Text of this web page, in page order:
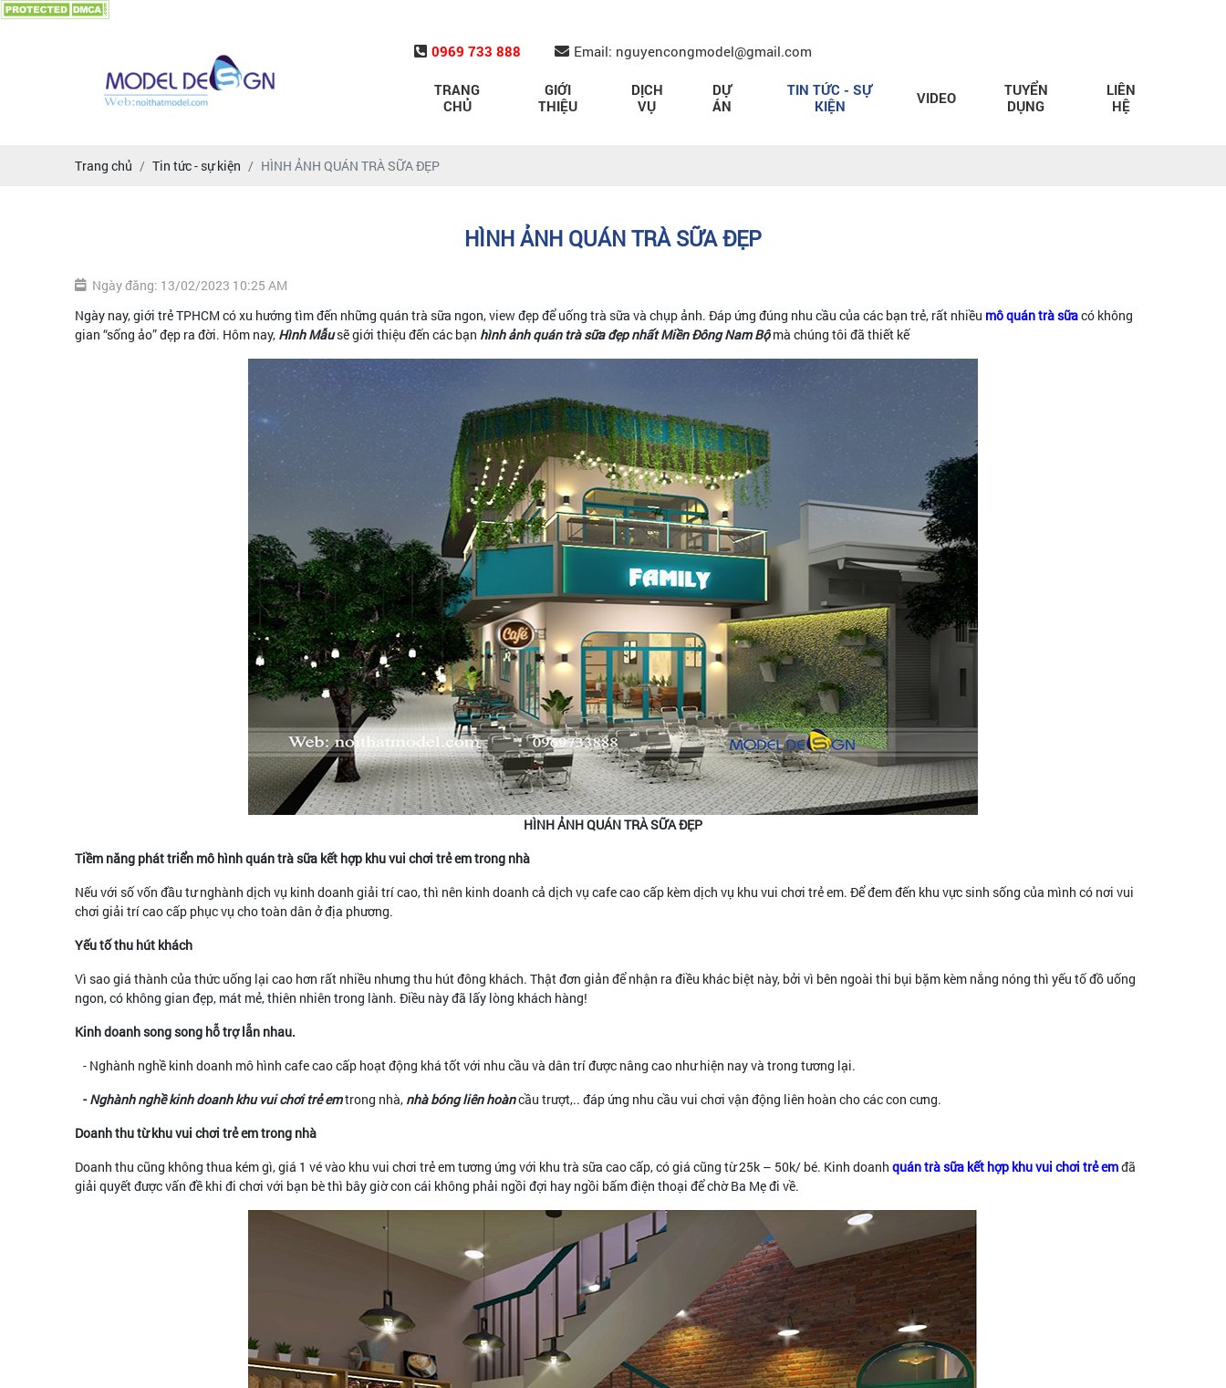
0969 733 888 Email: nguyencongmodel@gmail.com
TRANG
CHỦ
GIỚI
THIỆU
DỊCH
VỤ
DỰ
ÁN
TIN TỨC - SỰ
KIỆN
VIDEO
TUYỂN
DỤNG
LIÊN
HỆ
Trang chủ Tin tức - sự kiện HÌNH ẢNH QUÁN TRÀ SỮA ĐẸP
HÌNH ẢNH QUÁN TRÀ SỮA ĐẸP
Ngày đăng: 13/02/2023 10:25 AM
Ngày nay, giới trẻ TPHCM có xu hướng tìm đến những quán trà sữa ngon, view đẹp để uống trà sữa và chụp ảnh. Đáp ứng đúng nhu cầu của các bạn trẻ, rất nhiều mô quán trà sữacó không
gian “sống ảo” đẹp ra đời. Hôm nay, Hình Mẫusẽ giới thiệu đến các bạn hình ảnh quán trà sữa đẹp nhất Miền Đông Nam Bộmà chúng tôi đã thiết kế
HÌNH ẢNH QUÁN TRÀ SỮA ĐẸP
Tiềm năng phát triển mô hình quán trà sữa kết hợp khu vui chơi trẻ em trong nhà
Nếu với số vốn đầu tư nghành dịch vụ kinh doanh giải trí cao, thì nên kinh doanh cả dịch vụ cafe cao cấp kèm dịch vụ khu vui chơi trẻ em. Để đem đến khu vực sinh sống của mình có nơi vui
chơi giải trí cao cấp phục vụ cho toàn dân ở địa phương.
Yếu tố thu hút khách
Vì sao giá thành của thức uống lại cao hơn rất nhiều nhưng thu hút đông khách. Thật đơn giản để nhận ra điều khác biệt này, bởi vì bên ngoài thi bụi bặm kèm nắng nóng thì yếu tố đồ uống
ngon, có không gian đẹp, mát mẻ, thiên nhiên trong lành. Điều này đã lấy lòng khách hàng!
Kinh doanh song song hỗ trợ lẫn nhau.
- Nghành nghề kinh doanh mô hình cafe cao cấp hoạt động khá tốt với nhu cầu và dân trí được nâng cao như hiện nay và trong tương lại.
-Nghành nghề kinh doanh khu vui chơi trẻ emtrong nhà, nhà bóng liên hoàncầu trượt,.. đáp ứng nhu cầu vui chơi vận động liên hoàn cho các con cưng.
Doanh thu từ khu vui chơi trẻ em trong nhà
Doanh thu cũng không thua kém gì, giá 1 vé vào khu vui chơi trẻ em tương ứng với khu trà sữa cao cấp, có giá cũng từ 25k – 50k/ bé. Kinh doanh quán trà sữa kết hợp khu vui chơi trẻ emđã
giải quyết được vấn đề khi đi chơi với bạn bè thì bây giờ con cái không phải ngồi đợi hay ngồi bấm điện thoại để chờ Ba Mẹ đi về.